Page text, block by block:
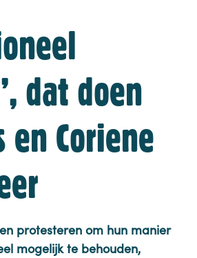
dat doen
Coriene
protesteren om hun manier
mogelijk te behouden,